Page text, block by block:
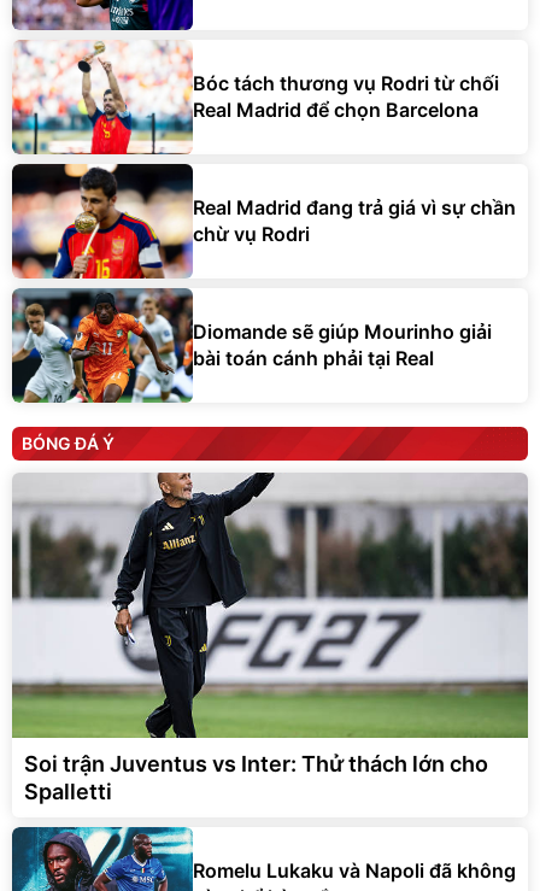
Bóc tách thương vụ Rodri từ chối
Real Madrid để chọn Barcelona
Real Madrid đang trả giá vì sự chần
chừ vụ Rodri
Diomande sẽ giúp Mourinho giải
bài toán cánh phải tại Real
BÓNG ĐÁ Ý
Soi trận Juventus vs Inter: Thử thách lớn cho
Spalletti
Romelu Lukaku và Napoli đã không